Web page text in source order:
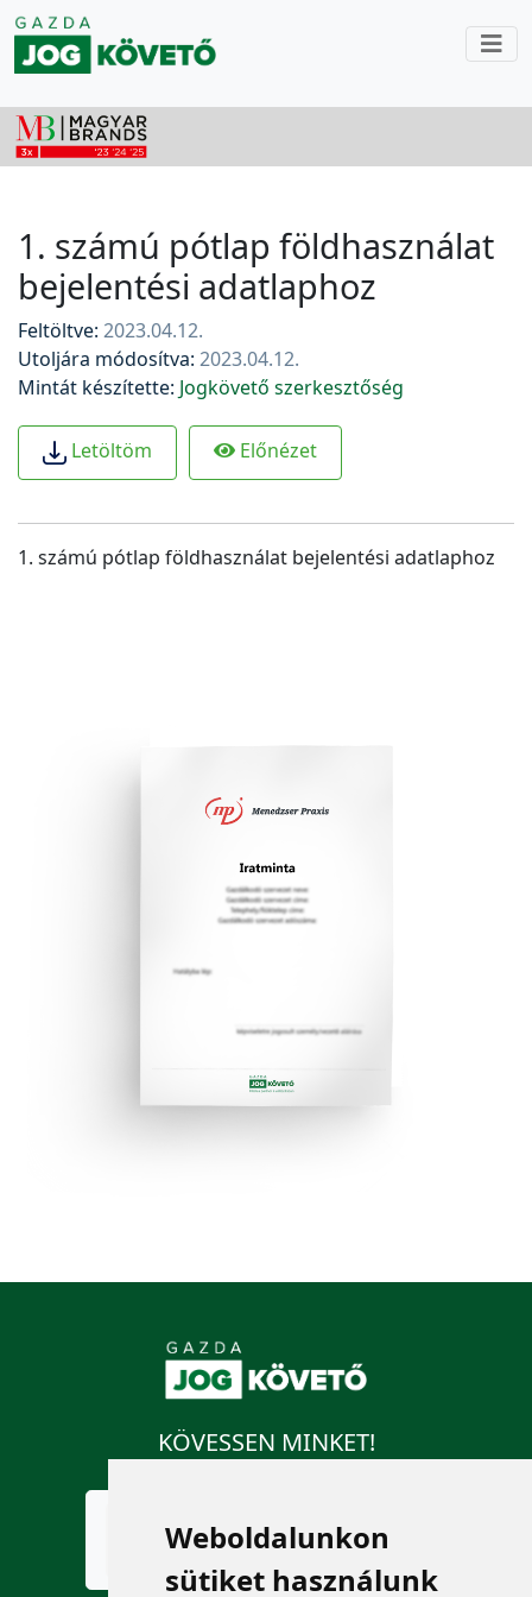
Weboldalunkon
sütiket használunk
1. számú pótlap földhasználat
bejelentési adatlaphoz
Feltöltve: 2023.04.12.
Utoljára módosítva: 2023.04.12.
Mintát készítette: Jogkövető szerkesztőség
Letöltöm Előnézet
1. számú pótlap földhasználat bejelentési adatlaphoz
KÖVESSEN MINKET!